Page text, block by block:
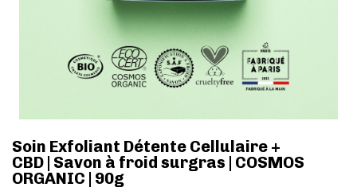
​​​​​Soin Exfoliant Détente Cellulaire +
CBD | Savon à froid surgras | COSMOS
ORGANIC | 90g